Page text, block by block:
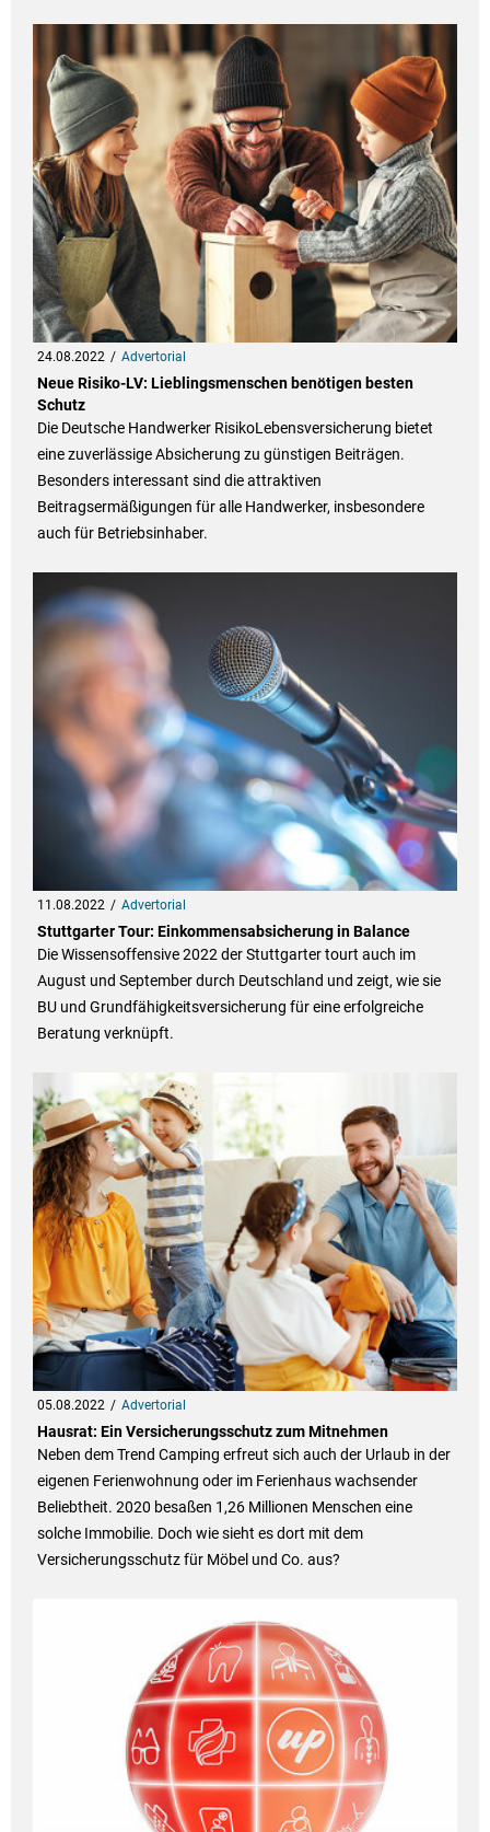
24.08.2022 Advertorial
Neue Risiko-LV: Lieblingsmenschen benötigen besten
Schutz
Die Deutsche Handwerker RisikoLebensversicherung bietet
eine zuverlässige Absicherung zu günstigen Beiträgen.
Besonders interessant sind die attraktiven
Beitragsermäßigungen für alle Handwerker, insbesondere
auch für Betriebsinhaber.
11.08.2022 Advertorial
Stuttgarter Tour: Einkommensabsicherung in Balance
Die Wissensoffensive 2022 der Stuttgarter tourt auch im
August und September durch Deutschland und zeigt, wie sie
BU und Grundfähigkeitsversicherung für eine erfolgreiche
Beratung verknüpft.
05.08.2022 Advertorial
Hausrat: Ein Versicherungsschutz zum Mitnehmen
Neben dem Trend Camping erfreut sich auch der Urlaub in der
eigenen Ferienwohnung oder im Ferienhaus wachsender
Beliebtheit. 2020 besaßen 1,26 Millionen Menschen eine
solche Immobilie. Doch wie sieht es dort mit dem
Versicherungsschutz für Möbel und Co. aus?